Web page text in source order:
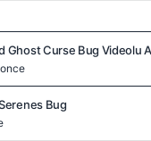
Ghost Curse Bug Videolu
Bug